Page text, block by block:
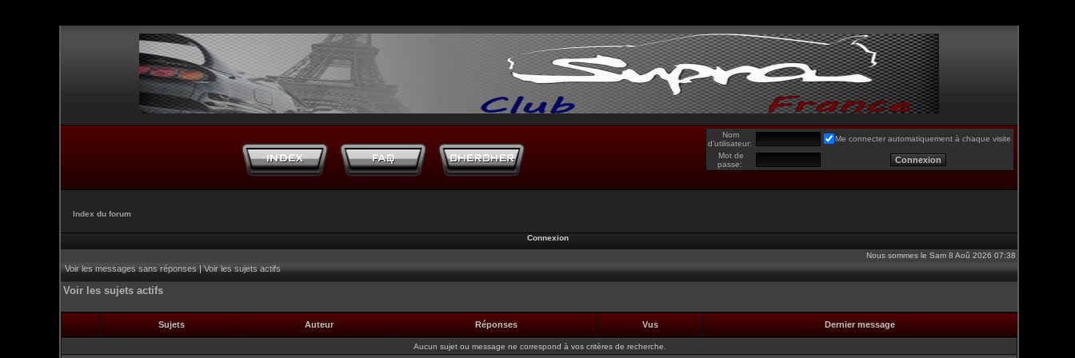
Nom
d’utilisateur:
Me connecter automatiquement à chaque visite
Mot de
passe:
Index du forum
Connexion
Nous sommes le Sam 8 Aoû 2026 07:38
Voir les messages sans réponses|Voir les sujets actifs
Voir les sujets actifs
Sujets Auteur Réponses Vus Dernier message
Aucun sujet ou message ne correspond à vos critères de recherche.